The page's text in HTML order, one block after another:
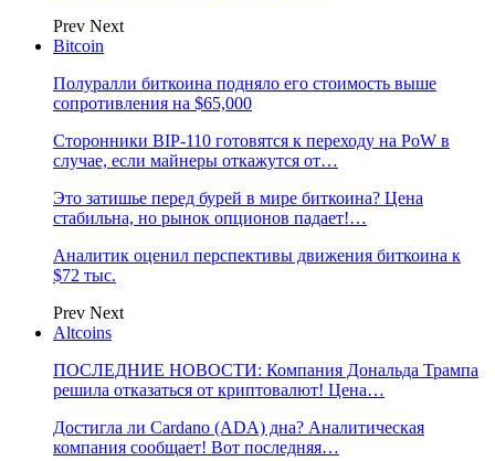
Prev Next
Bitcoin
Полуралли биткоина подняло его стоимость выше
сопротивления на $65,000
Сторонники BIP-110 готовятся к переходу на PoW в
случае, если майнеры откажутся от…
Это затишье перед бурей в мире биткоина? Цена
стабильна, но рынок опционов падает!…
Аналитик оценил перспективы движения биткоина к
$72 тыс.
Prev Next
Altcoins
ПОСЛЕДНИЕ НОВОСТИ: Компания Дональда Трампа
решила отказаться от криптовалют! Цена…
Достигла ли Cardano (ADA) дна? Аналитическая
компания сообщает! Вот последняя…